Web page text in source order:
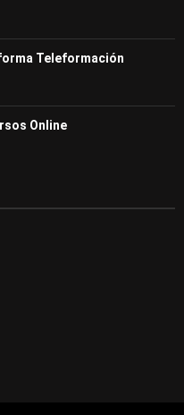
Teleformación
Online